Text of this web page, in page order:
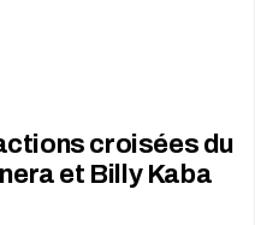
croisées du
et Billy Kaba